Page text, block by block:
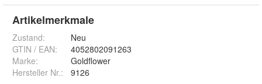
Artikelmerkmale
Zustand:
Neu
GTIN / EAN:
4052802091263
Marke:
Goldflower
Hersteller Nr.:
9126